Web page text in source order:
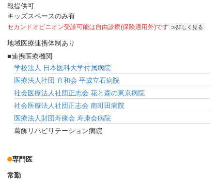
報提供可
キッズスペースのみ有
セカンドオピニオン受診可能は自由診療(保険適用外)です 詳しく見る
地域医療連携体制あり
連携医療機関
学校法人 日本医科大学付属病院
医療法人社団 直和会 平成立石病院
社会医療法人社団正志会 花と森の東京病院
社会医療法人社団正志会 南町田病院
医療法人財団寿康会 寿康会病院
葛飾リハビリテーション病院
専門医
常勤